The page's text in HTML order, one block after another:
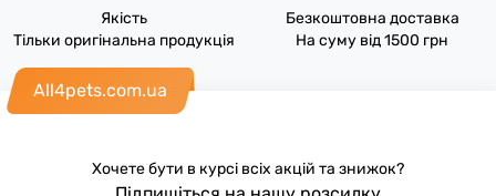
Якість
Тільки оригінальна продукція
Безкоштовна доставка
На суму від 1500 грн
All4pets.com.ua
Хочете бути в курсі всіх акцій та знижок?